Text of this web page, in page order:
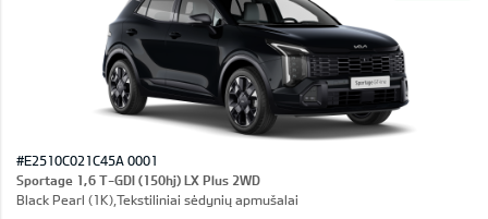
#E2510C021C45A 0001
Sportage 1,6 T-GDI (150hj) LX Plus 2WD
Black Pearl (1K),Tekstiliniai sėdynių apmušalai